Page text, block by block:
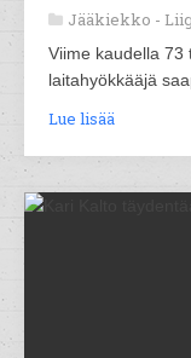
Jääkiekko -
Viime kaudella 73
laitahyökkääjä
Lue lisää